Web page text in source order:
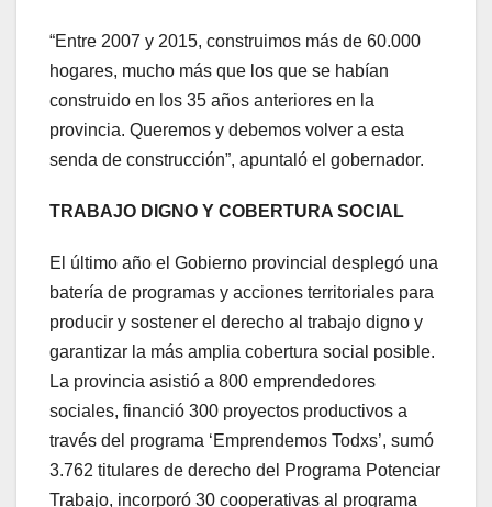
“Entre 2007 y 2015, construimos más de 60.000
hogares, mucho más que los que se habían
construido en los 35 años anteriores en la
provincia. Queremos y debemos volver a esta
senda de construcción”, apuntaló el gobernador.
TRABAJO DIGNO Y COBERTURA SOCIAL
El último año el Gobierno provincial desplegó una
batería de programas y acciones territoriales para
producir y sostener el derecho al trabajo digno y
garantizar la más amplia cobertura social posible.
La provincia asistió a 800 emprendedores
sociales, financió 300 proyectos productivos a
través del programa ‘Emprendemos Todxs’, sumó
3.762 titulares de derecho del Programa Potenciar
Trabajo, incorporó 30 cooperativas al programa